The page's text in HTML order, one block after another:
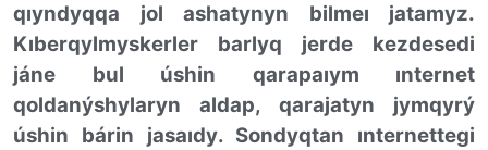
qıyndyqqa jol ashatynyn bilmeı jatamyz.
Kıberqylmyskerler barlyq jerde kezdesedi
jáne bul úshin qarapaıym ınternet
qoldanýshylaryn aldap, qarajatyn jymqyrý
úshin bárin jasaıdy. Sondyqtan ınternettegi